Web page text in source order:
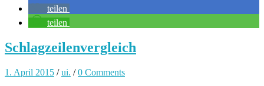
teilen
teilen
Schlagzeilenvergleich
1. April 2015 /ui. /0 Comments